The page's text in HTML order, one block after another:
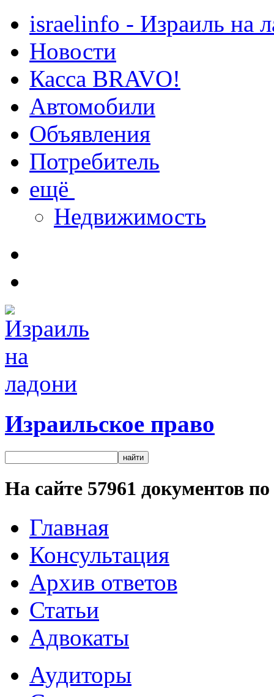
israelinfo - Израиль на
Новости
Касса BRAVO!
Автомобили
Объявления
Потребитель
ещё
Недвижимость
Израильское право
На сайте 57961 документов
Главная
Консультация
Архив ответов
Статьи
Адвокаты
Аудиторы